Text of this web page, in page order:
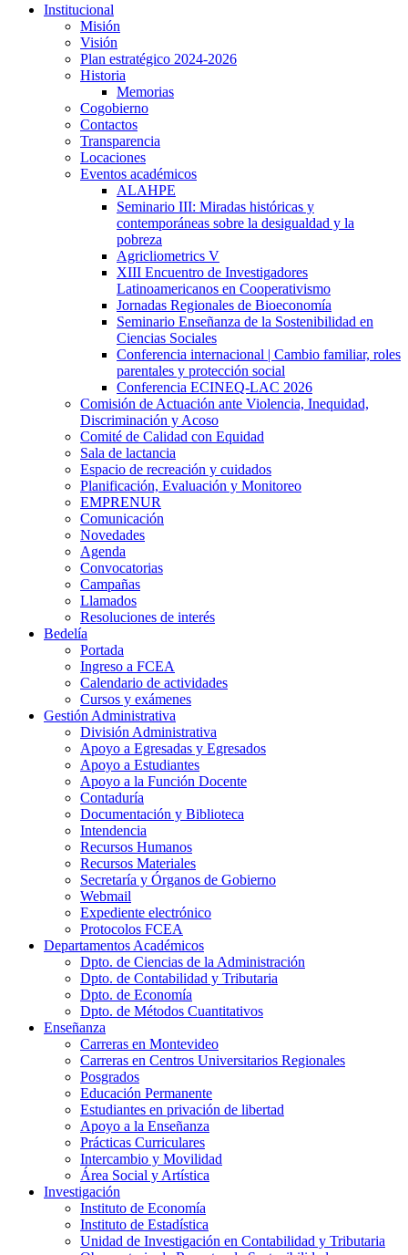
Institucional
Misión
Visión
Plan estratégico 2024-2026
Historia
Memorias
Cogobierno
Contactos
Transparencia
Locaciones
Eventos académicos
ALAHPE
Seminario III: Miradas históricas y
contemporáneas sobre la desigualdad y la
pobreza
Agricliometrics V
XIII Encuentro de Investigadores
Latinoamericanos en Cooperativismo
Jornadas Regionales de Bioeconomía
Seminario Enseñanza de la Sostenibilidad en
Ciencias Sociales
Conferencia internacional | Cambio familiar, roles
parentales y protección social
Conferencia ECINEQ-LAC 2026
Comisión de Actuación ante Violencia, Inequidad,
Discriminación y Acoso
Comité de Calidad con Equidad
Sala de lactancia
Espacio de recreación y cuidados
Planificación, Evaluación y Monitoreo
EMPRENUR
Comunicación
Novedades
Agenda
Convocatorias
Campañas
Llamados
Resoluciones de interés
Bedelía
Portada
Ingreso a FCEA
Calendario de actividades
Cursos y exámenes
Gestión Administrativa
División Administrativa
Apoyo a Egresadas y Egresados
Apoyo a Estudiantes
Apoyo a la Función Docente
Contaduría
Documentación y Biblioteca
Intendencia
Recursos Humanos
Recursos Materiales
Secretaría y Órganos de Gobierno
Webmail
Expediente electrónico
Protocolos FCEA
Departamentos Académicos
Dpto. de Ciencias de la Administración
Dpto. de Contabilidad y Tributaria
Dpto. de Economía
Dpto. de Métodos Cuantitativos
Enseñanza
Carreras en Montevideo
Carreras en Centros Universitarios Regionales
Posgrados
Educación Permanente
Estudiantes en privación de libertad
Apoyo a la Enseñanza
Prácticas Curriculares
Intercambio y Movilidad
Área Social y Artística
Investigación
Instituto de Economía
Instituto de Estadística
Unidad de Investigación en Contabilidad y Tributaria